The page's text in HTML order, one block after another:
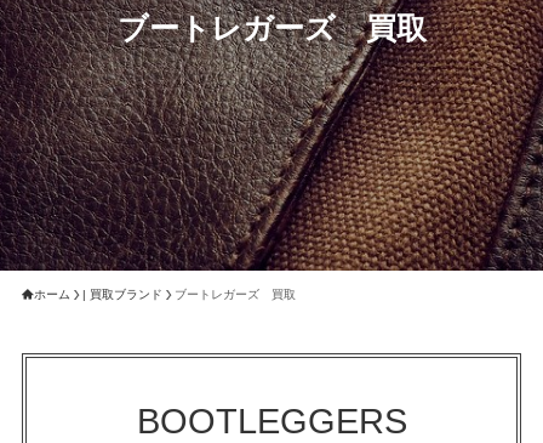
ブートレガーズ 買取
ホーム | 買取ブランド ブートレガーズ 買取
BOOTLEGGERS